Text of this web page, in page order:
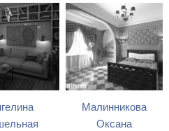
Малинникова
Оксана